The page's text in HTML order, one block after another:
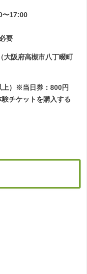
〜17:00
要
大阪府高槻市八丁畷町
上）※当日券：800円
チケットを購入する